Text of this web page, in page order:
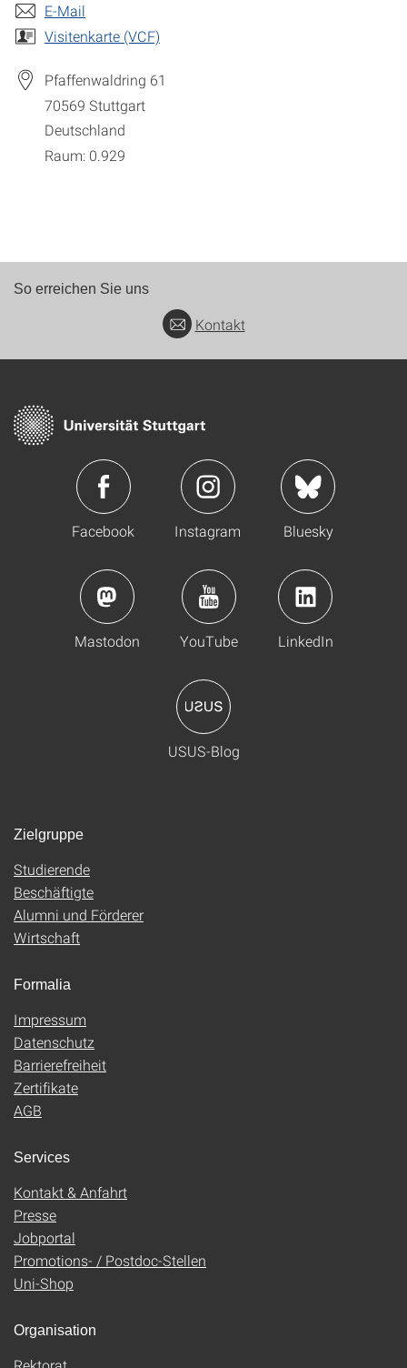
E-Mail
Visitenkarte (VCF)
Pfaffenwaldring 61
70569 Stuttgart
Deutschland
Raum: 0.929
So erreichen Sie uns
Kontakt
Facebook Instagram Bluesky
Mastodon YouTube LinkedIn
USUS-Blog
Zielgruppe
Studierende
Beschäftigte
Alumni und Förderer
Wirtschaft
Formalia
Impressum
Datenschutz
Barrierefreiheit
Zertifikate
AGB
Services
Kontakt & Anfahrt
Presse
Jobportal
Promotions- / Postdoc-Stellen
Uni-Shop
Organisation